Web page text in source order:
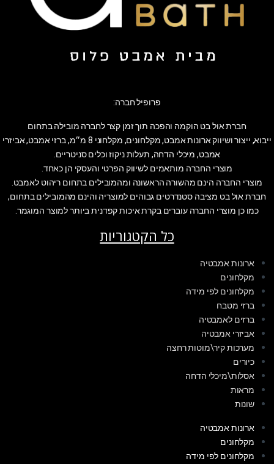
פרופיל חברה:
חברת אול בט הוקמה והפכה תוך זמן קצר לחברה מובילה בתחום
ייבוא, ייצור ושיווק ארונות אמבט, מקלחונים, מקלחוני 8 מ״מ, ברזי אמבט, אביזרי
אמבט, מיכלי הדחה, תעלות ניקוז וכלים סניטריים.
מוצרי החברה מותאמים לשיווק הפרטי והעסקי הן כאחד.
מוצרי החברה הינם מהשורה הראשונה ומהמובילים בתחום ריהוט לאמבט.
חברת אול בט מציבה סטנדרטים גבוהים למוצריה והינם מהמובילים בתחום,
כמו כן מוצרי החברה עוברים בקרת איכות קפדנית ביותר למוצר המוגמר.
כל הקטגוריות
ארונות אמבטיה
מקלחונים
מקלחונים לפי מידה
ברזי מטבח
ברזים לאמבטיה
אביזרי אמבטיה
מערכות קיר\מוטות רחצה
כיורים
אסלות\מיכלי הדחה
מראות
שונות
ארונות אמבטיה
מקלחונים
מקלחונים לפי מידה